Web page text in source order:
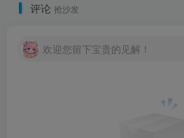
评论 抢沙发
欢迎您留下宝贵的见解！